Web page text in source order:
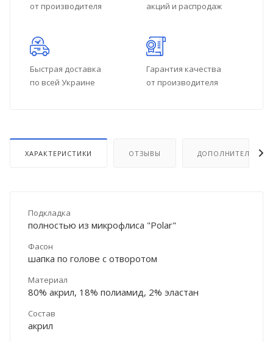
от производителя
акций и распродаж
Быстрая доставка
по всей Украине
Гарантия качества
от производителя
ХАРАКТЕРИСТИКИ ОТЗЫВЫ ДОПОЛНИТЕЛЬНО
Подкладка
полностью из микрофлиса "Polar"
Фасон
шапка по голове с отворотом
Материал
80% акрил, 18% полиамид, 2% эластан
Состав
акрил